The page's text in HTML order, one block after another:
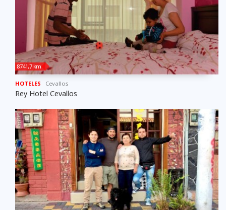
8741,7 km
HOTELES Cevallos
Rey Hotel Cevallos